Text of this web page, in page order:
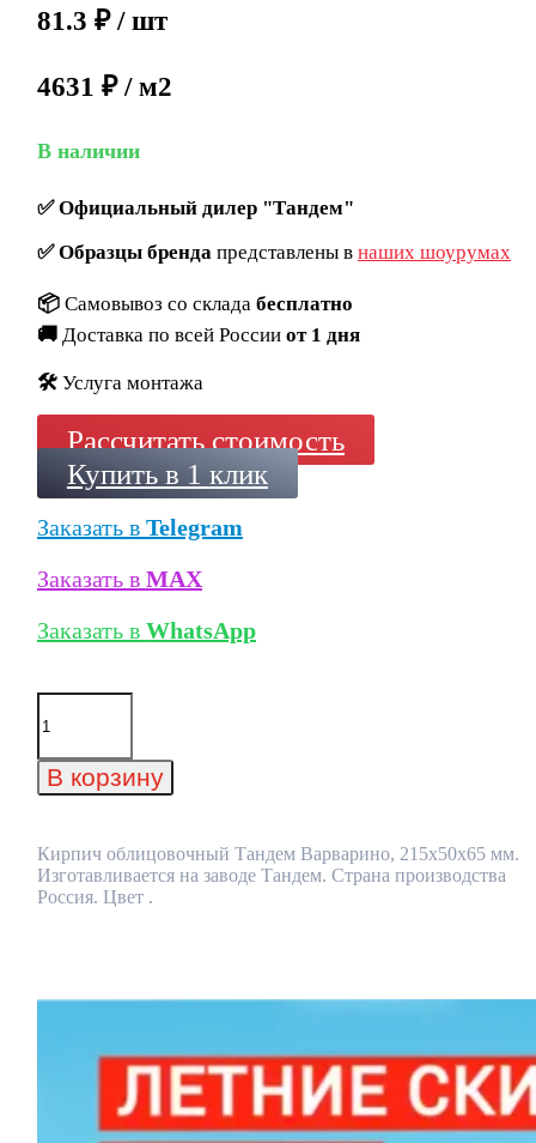
81.3 ₽ / шт
4631 ₽ / м2
В наличии
✅Официальный дилер "Тандем"
✅Образцы брендапредставлены в наших шоурумах
📦 Самовывоз со склада бесплатно
🚚 Доставка по всей России от 1 дня
🛠️ Услуга монтажа
Рассчитать стоимость
Купить в 1 клик
Заказать в Telegram
Заказать в MAX
Заказать в WhatsApp
Количество
товара
облицовочный
Тандем
мм
В корзину
Кирпич облицовочный Тандем Варварино, 215x50x65 мм.
Изготавливается на заводе Тандем. Страна производства
Россия. Цвет .